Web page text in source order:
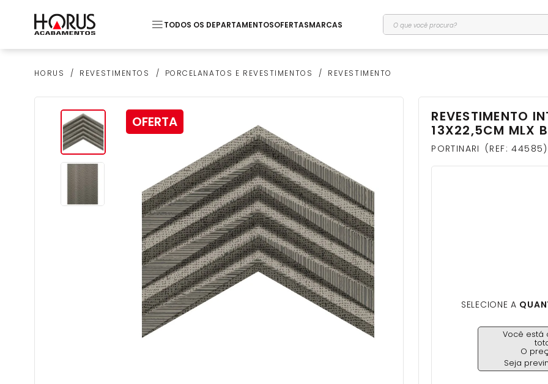
TODOS OS DEPARTAMENTOSOFERTASMARCAS O que você procura?
HORUS REVESTIMENTOS PORCELANATOS E REVESTIMENTOS REVESTIMENTO
OFERTA
REVESTIMENTO
13X22,5CM MLX
PORTINARI REF:44585
SELECIONE A
Você
O
Seja
2 º 20x20